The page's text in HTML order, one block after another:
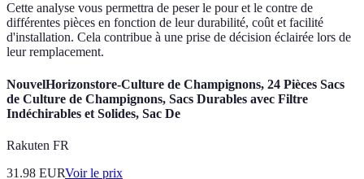
Cette analyse vous permettra de peser le pour et le contre de
différentes pièces en fonction de leur durabilité, coût et facilité
d'installation. Cela contribue à une prise de décision éclairée lors de
leur remplacement.
NouvelHorizonstore-Culture de Champignons, 24 Pièces Sacs
de Culture de Champignons, Sacs Durables avec Filtre
Indéchirables et Solides, Sac De
Rakuten FR
31.98 EURVoir le prix